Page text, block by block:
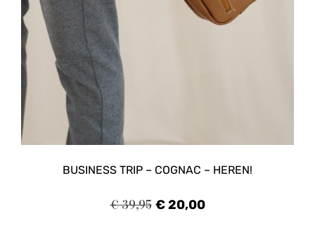
BUSINESS TRIP – COGNAC – HEREN!
€39,95 €20,00